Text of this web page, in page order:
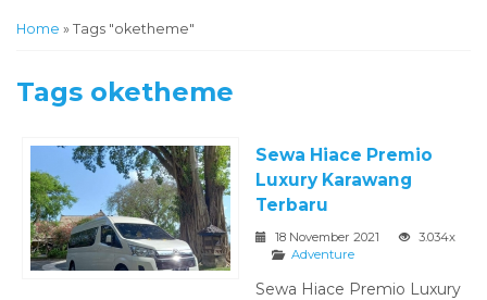
Home » Tags "oketheme"
Tags oketheme
Sewa Hiace Premio
Luxury Karawang
Terbaru
18 November 2021
3.034x
Adventure
Sewa Hiace Premio Luxury